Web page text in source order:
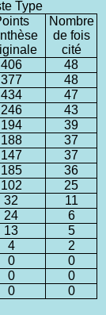
Type
Nombre
de fois
cité
406
48
377
48
434
47
246
43
194
39
188
37
147
37
185
36
102
25
32
11
24
6
13
5
4
2
0
0
0
0
0 0